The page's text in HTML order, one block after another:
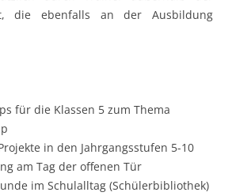
die ebenfalls an der Ausbildung
für die Klassen 5 zum Thema
in den Jahrgangsstufen 5-10
am Tag der offenen Tür
im Schulalltag (Schülerbibliothek)